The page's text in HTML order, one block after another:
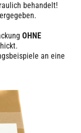
behandelt!
OHNE
an eine